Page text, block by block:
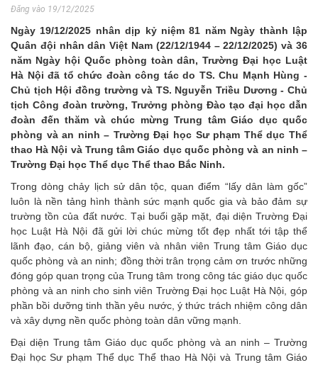
Đăng vào 19/12/2025
Ngày 19/12/2025 nhân dịp kỷ niệm 81 năm Ngày thành lập
Quân đội nhân dân Việt Nam (22/12/1944 – 22/12/2025) và 36
năm Ngày hội Quốc phòng toàn dân, Trường Đại học Luật
Hà Nội đã tổ chức đoàn công tác do TS. Chu Mạnh Hùng -
Chủ tịch Hội đồng trường và TS. Nguyễn Triều Dương - Chủ
tịch Công đoàn trường, Trưởng phòng Đào tạo đại học dẫn
đoàn đến thăm và chúc mừng Trung tâm Giáo dục quốc
phòng và an ninh – Trường Đại học Sư phạm Thể dục Thể
thao Hà Nội và Trung tâm Giáo dục quốc phòng và an ninh –
Trường Đại học Thể dục Thể thao Bắc Ninh.
Trong dòng chảy lịch sử dân tộc, quan điểm “lấy dân làm gốc”
luôn là nền tảng hình thành sức mạnh quốc gia và bảo đảm sự
trường tồn của đất nước. Tại buổi gặp mặt, đại diện Trường Đại
học Luật Hà Nội đã gửi lời chúc mừng tốt đẹp nhất tới tập thể
lãnh đạo, cán bộ, giảng viên và nhân viên Trung tâm Giáo dục
quốc phòng và an ninh; đồng thời trân trọng cảm ơn trước những
đóng góp quan trọng của Trung tâm trong công tác giáo dục quốc
phòng và an ninh cho sinh viên Trường Đại học Luật Hà Nội, góp
phần bồi dưỡng tinh thần yêu nước, ý thức trách nhiệm công dân
và xây dựng nền quốc phòng toàn dân vững mạnh.
Đại diện Trung tâm Giáo dục quốc phòng và an ninh – Trường
Đại học Sư phạm Thể dục Thể thao Hà Nội và Trung tâm Giáo